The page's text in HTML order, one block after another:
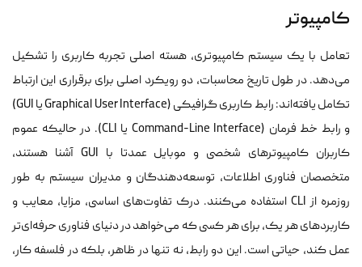
کامپیوتر
تعامل با یک سیستم کامپیوتری، هسته اصلی تجربه کاربری را تشکیل
می‌دهد. در طول تاریخ محاسبات، دو رویکرد اصلی برای برقراری این ارتباط
تکامل یافته‌اند: رابط کاربری گرافیکی (Graphical User Interface یا GUI)
و رابط خط فرمان (Command-Line Interface یا CLI). در حالیکه عموم
کاربران کامپیوترهای شخصی و موبایل عمدتا با GUI آشنا هستند،
متخصصان فناوری اطلاعات، توسعه‌دهندگان و مدیران سیستم به طور
روزمره از CLI استفاده می‌کنند. درک تفاوت‌های اساسی، مزایا، معایب و
کاربردهای هر یک، برای هر کسی که می‌خواهد در دنیای فناوری حرفه‌ای‌تر
عمل کند، حیاتی است. این دو رابط، نه تنها در ظاهر، بلکه در فلسفه کار،